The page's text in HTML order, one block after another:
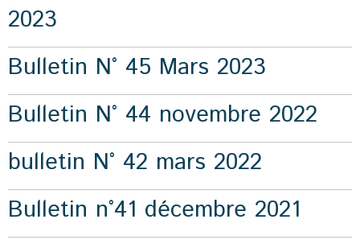
2023
Bulletin N° 45 Mars 2023
Bulletin N° 44 novembre 2022
bulletin N° 42 mars 2022
Bulletin n°41 décembre 2021